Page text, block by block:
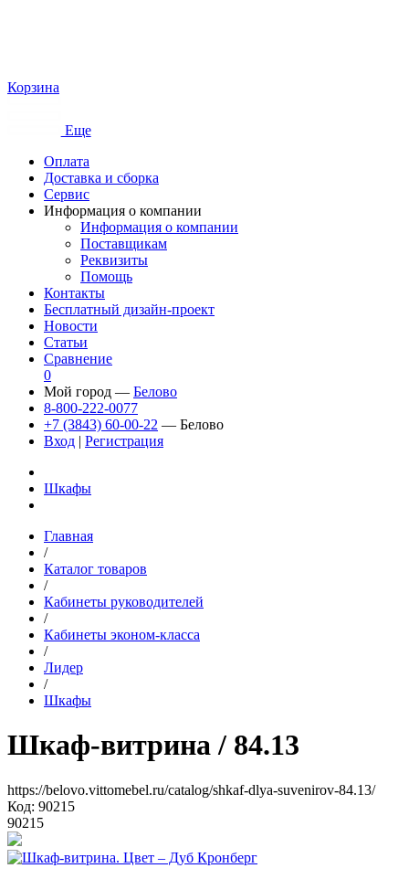
Корзина
Еще
Оплата
Доставка и сборка
Сервис
Информация о компании
Информация о компании
Поставщикам
Реквизиты
Помощь
Контакты
Бесплатный дизайн-проект
Новости
Статьи
Сравнение
0
Мой город — Белово
8-800-222-0077
+7 (3843) 60-00-22 — Белово
Вход | Регистрация
Шкафы
Главная
/
Каталог товаров
/
Кабинеты руководителей
/
Кабинеты эконом-класса
/
Лидер
/
Шкафы
Шкаф-витрина / 84.13
https://belovo.vittomebel.ru/catalog/shkaf-dlya-suvenirov-84.13/
Код: 90215
90215